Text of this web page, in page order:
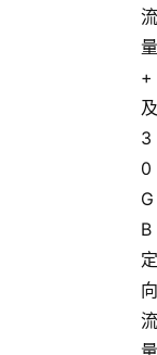
流
量
+
及
3
0
G
B
定
向
流
量